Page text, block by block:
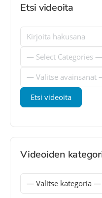
Etsi videoita
Videoiden